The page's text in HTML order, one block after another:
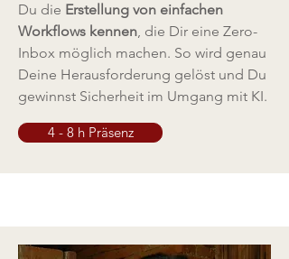
Du die Erstellung von einfachen
Workflows kennen, die Dir eine Zero-
Inbox möglich machen. So wird genau
Deine Herausforderung gelöst und Du
gewinnst Sicherheit im Umgang mit KI.
4 - 8 h Präsenz